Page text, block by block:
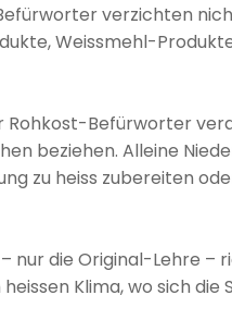
verzichten
Weissmehl-
Rohkost-Befürworter
beziehen. Alleine
zu heiss zubereiten
nur die Original-Lehre
Klima, wo sich